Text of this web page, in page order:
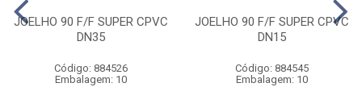
JOELHO 90 F/F SUPER CPVC
DN35
Código: 884526
Embalagem: 10
JOELHO 90 F/F SUPER CPVC
DN15
Código: 884545
Embalagem: 10